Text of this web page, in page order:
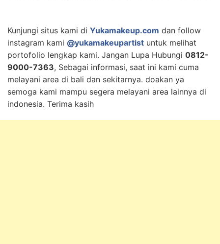
Kunjungi situs kami di Yukamakeup.com dan follow
instagram kami @yukamakeupartist untuk melihat
portofolio lengkap kami. Jangan Lupa Hubungi 0812-
9000-7363, Sebagai informasi, saat ini kami cuma
melayani area di bali dan sekitarnya. doakan ya
semoga kami mampu segera melayani area lainnya di
indonesia. Terima kasih